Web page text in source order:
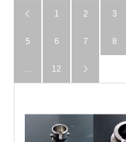
 1 2 3
5 6 7 8
… 12 